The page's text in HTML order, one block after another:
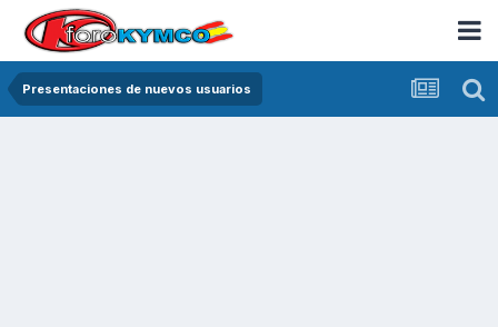
Presentaciones de nuevos usuarios